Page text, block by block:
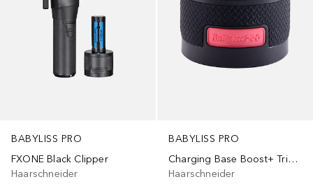
BABYLISS PRO
FXONE Black Clipper
Haarschneider
BABYLISS PRO
Charging Base Boost+ Trimmer
Haarschneider